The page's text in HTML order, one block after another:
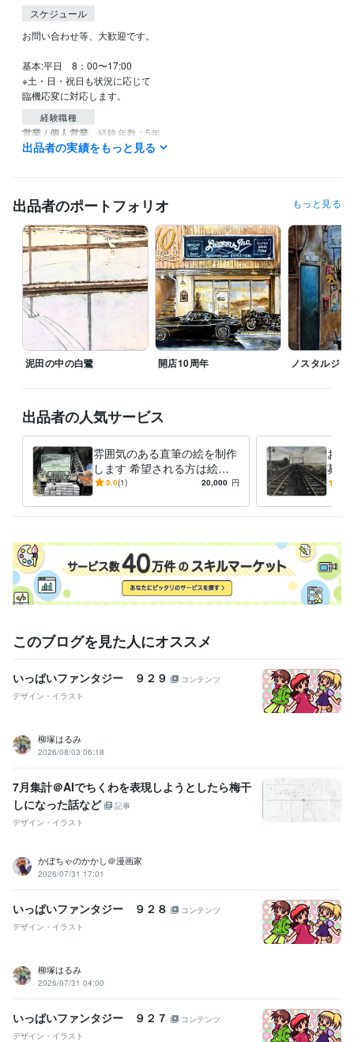
スケジュール
お問い合わせ等、大歓迎です。
基本:平日　8：00〜17:00
※土・日・祝日も状況に応じて
臨機応変に対応します。
経験職種
営業 / 個人営業 経験年数 : 5年
メディア・出版・広告 / クリエイティブ・アートディレクター
ライフスタイル・その他 / 講師・インストラクター 経験年数 : 2年
職歴
YAMANE art club 2022年5月 ~ 現在
株式会社スクロール 1994年3月 ~ 2012年2月
受賞歴
第40回一陽展　一陽賞 第37回一陽展　奨励賞 第38回一陽展　奨励
賞 第3回　八戸市美術報奨
得意分野
イラスト作成・漫画制作 色鉛筆画 油絵
絵画
学歴
出品者の実績をもっと見る
出品者のポートフォリオ もっと見る
泥田の中の白鷺 開店10周年 ノスタルジッ
出品者の人気サービス
雰囲気のある直筆の絵を制作
します 希望される方は絵を
発送いたします。(送料別)
5.0(1) 20,000 円
お好
募展
みの
このブログを見た人にオススメ
いっぱいファンタジー ９２９
コンテンツ
デザイン・イラスト
柳塚はるみ
2026/08/03 06:18
7月集計＠AIでちくわを表現しようとしたら梅干
しになった話など
記事
デザイン・イラスト
かぼちゃのかかし＠漫画家
2026/07/31 17:01
いっぱいファンタジー ９２８
コンテンツ
デザイン・イラスト
柳塚はるみ
2026/07/31 04:00
いっぱいファンタジー ９２７
コンテンツ
デザイン・イラスト